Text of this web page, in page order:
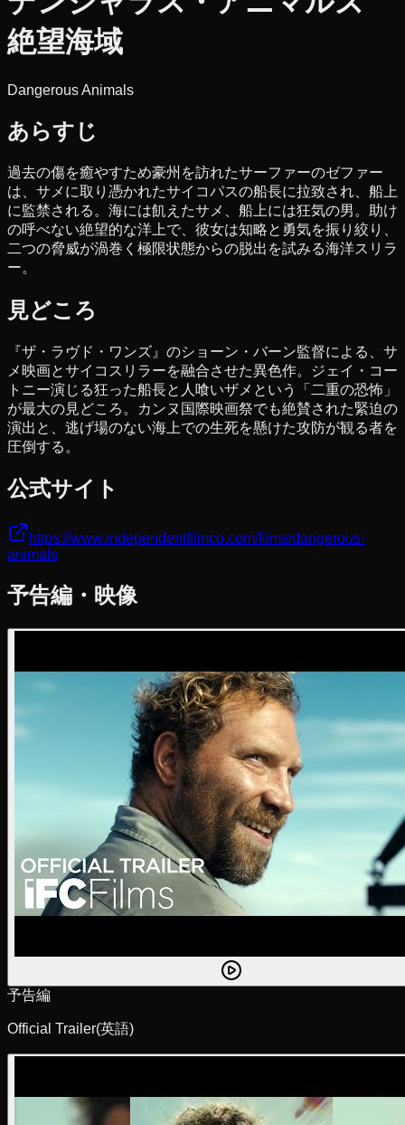
絶望海域
Dangerous Animals
あらすじ
過去の傷を癒やすため豪州を訪れたサーファーのゼファー
は、サメに取り憑かれたサイコパスの船長に拉致され、船上
に監禁される。海には飢えたサメ、船上には狂気の男。助け
の呼べない絶望的な洋上で、彼女は知略と勇気を振り絞り、
二つの脅威が渦巻く極限状態からの脱出を試みる海洋スリラ
ー。
見どころ
『ザ・ラヴド・ワンズ』のショーン・バーン監督による、サ
メ映画とサイコスリラーを融合させた異色作。ジェイ・コー
トニー演じる狂った船長と人喰いザメという「二重の恐怖」
が最大の見どころ。カンヌ国際映画祭でも絶賛された緊迫の
演出と、逃げ場のない海上での生死を懸けた攻防が観る者を
圧倒する。
公式サイト
https://www.independentfilmco.com/films/dangerous-
animals
予告編・映像
予告編
Official Trailer(英語)